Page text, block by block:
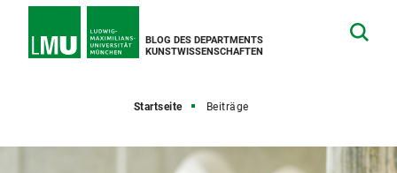
BLOG DES DEPARTMENTS
KUNSTWISSENSCHAFTEN
Startseite Beiträge